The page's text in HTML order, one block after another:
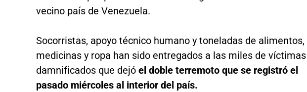
vecino país de Venezuela.
Socorristas, apoyo técnico humano y toneladas de alimentos,
medicinas y ropa han sido entregados a las miles de
damnificados que dejó el doble terremoto que se registró el
pasado miércoles al interior del país.